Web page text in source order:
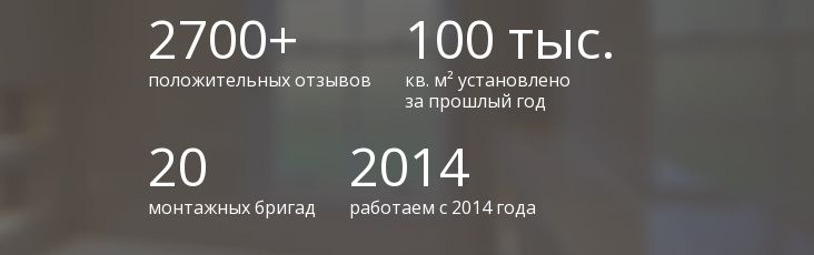
2700+
положительных отзывов
100 тыс.
кв. м² установлено
за прошлый год
20
монтажных бригад
2014
работаем с 2014 года